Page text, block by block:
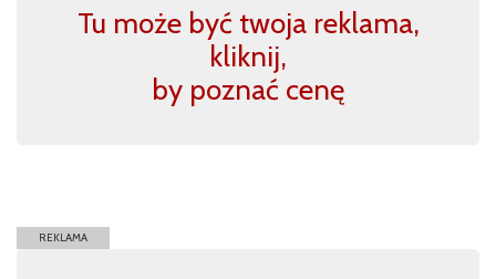
Tu może być twoja reklama,
kliknij,
by poznać cenę
REKLAMA